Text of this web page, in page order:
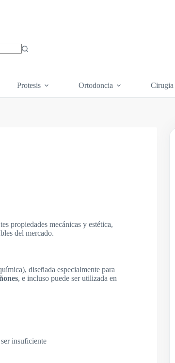
Protesis Ortodoncia Cirugia
propiedades mecánicas y estética,
del mercado.
diseñada especialmente para
, e incluso puede ser utilizada en
insuficiente